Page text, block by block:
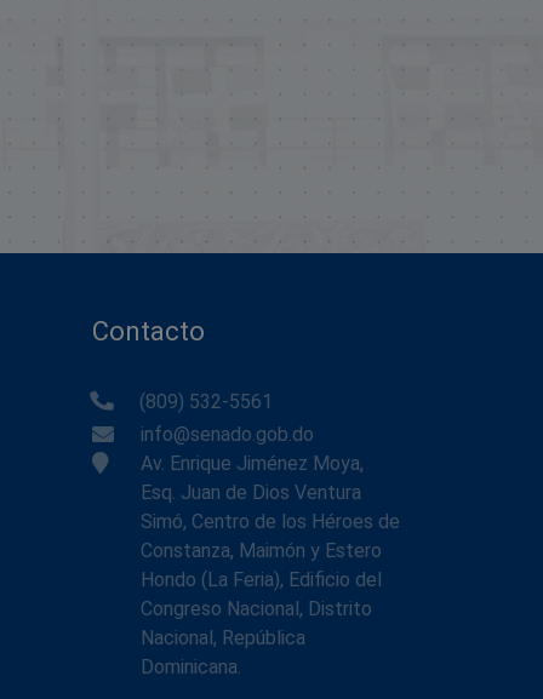
Contacto
(809) 532-5561
info@senado.gob.do
Av. Enrique Jiménez Moya,
Esq. Juan de Dios Ventura
Simó, Centro de los Héroes de
Constanza, Maimón y Estero
Hondo (La Feria), Edificio del
Congreso Nacional, Distrito
Nacional, República
Dominicana.